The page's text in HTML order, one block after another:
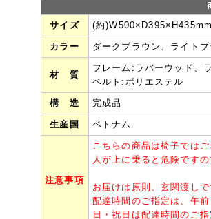
サイズ (約
カラー ダークブラウン、ライト
材 質
フレーム:ラバーウッド、
ベルト:ポリエステル
構 造 完成品
生産国 ベトナム
注意事項
こちらの商品は椅子では
人が上に乗ると危険です
お届けは原則、玄関渡し
配達時間のご指定は、午
日・祝日は配達時間のご